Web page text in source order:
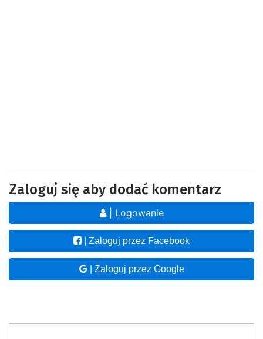
Zaloguj się aby dodać komentarz
| Logowanie
| Zaloguj przez Facebook
| Zaloguj przez Google